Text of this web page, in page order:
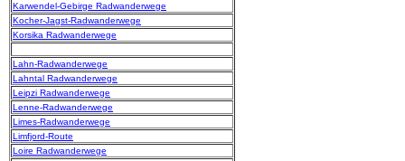
Karwendel-Gebirge Radwanderwege
Kocher-Jagst-Radwanderwege
Korsika Radwanderwege
Lahn-Radwanderwege
Lahntal Radwanderwege
Leipzi Radwanderwege
Lenne-Radwanderwege
Limes-Radwanderwege
Limfjord-Route
Loire Radwanderwege